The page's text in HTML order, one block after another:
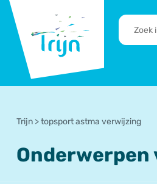
Trijn
RTA's
en
Trijn >topsport astma verwijzing
Onderwerpen